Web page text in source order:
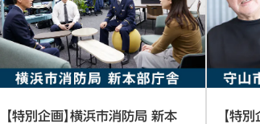
【特別企画】横浜市消防局 新本
【特